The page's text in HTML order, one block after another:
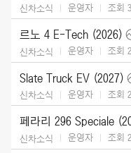
신차소식 운영자 조회
르노 4 E-Tech (2026)
신차소식 운영자 조회
Slate Truck EV (2027)
신차소식 운영자 조회
페라리 296 Speciale
신차소식 운영자 조회